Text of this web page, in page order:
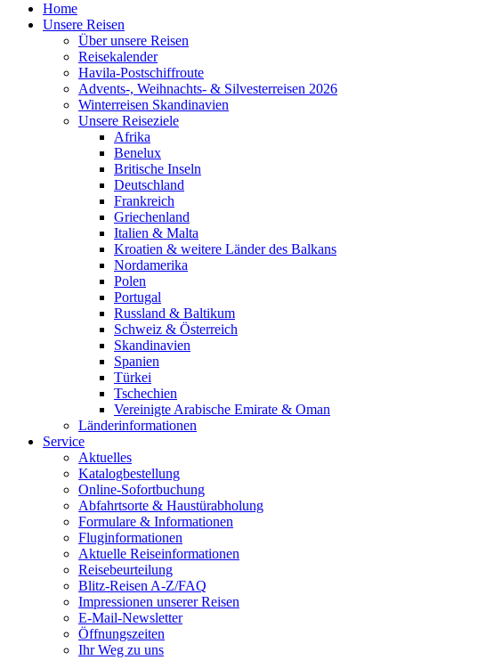
Home
Unsere Reisen
Über unsere Reisen
Reisekalender
Havila-Postschiffroute
Advents-, Weihnachts- & Silvesterreisen 2026
Winterreisen Skandinavien
Unsere Reiseziele
Afrika
Benelux
Britische Inseln
Deutschland
Frankreich
Griechenland
Italien & Malta
Kroatien & weitere Länder des Balkans
Nordamerika
Polen
Portugal
Russland & Baltikum
Schweiz & Österreich
Skandinavien
Spanien
Türkei
Tschechien
Vereinigte Arabische Emirate & Oman
Länderinformationen
Service
Aktuelles
Katalogbestellung
Online-Sofortbuchung
Abfahrtsorte & Haustürabholung
Formulare & Informationen
Fluginformationen
Aktuelle Reiseinformationen
Reisebeurteilung
Blitz-Reisen A-Z/FAQ
Impressionen unserer Reisen
E-Mail-Newsletter
Öffnungszeiten
Ihr Weg zu uns